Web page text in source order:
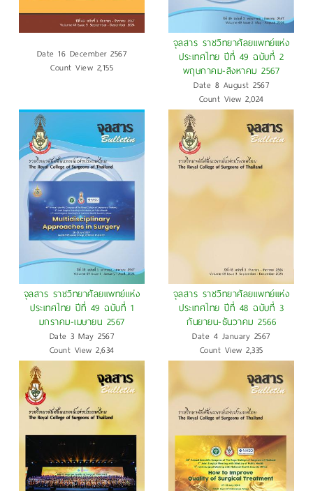
Date 16 December 2567
Count View 2,155
จุลสาร ราชวิทยาศัลยแพทย์แห่ง
ประเทศไทย ปีที่ 49 ฉบับที่ 2
พฤษภาคม-สิงหาคม 2567
Date 8 August 2567
Count View 2,024
จุลสาร ราชวิทยาศัลยแพทย์แห่ง
ประเทศไทย ปีที่ 49 ฉบับที่ 1
มกราคม-เมษายน 2567
Date 3 May 2567
Count View 2,634
จุลสาร ราชวิทยาศัลยแพทย์แห่ง
ประเทศไทย ปีที่ 48 ฉบับที่ 3
กันยายน-ธันวาคม 2566
Date 4 January 2567
Count View 2,335